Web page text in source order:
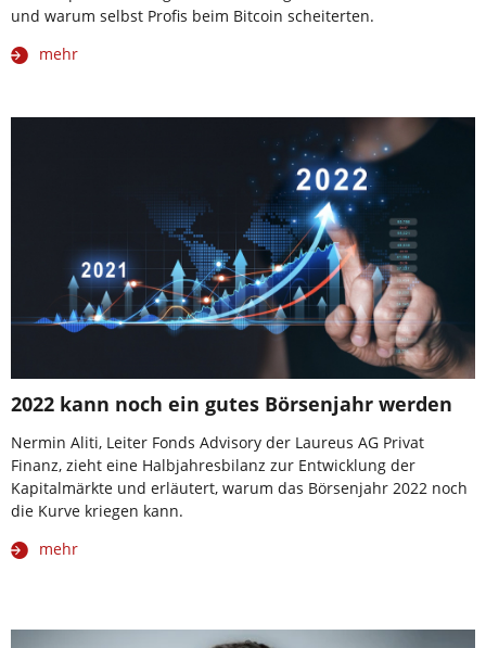
und warum selbst Profis beim Bitcoin scheiterten.
mehr
2022 kann noch ein gutes Börsenjahr werden
Nermin Aliti, Leiter Fonds Advisory der Laureus AG Privat
Finanz, zieht eine Halbjahresbilanz zur Entwicklung der
Kapitalmärkte und erläutert, warum das Börsenjahr 2022 noch
die Kurve kriegen kann.
mehr